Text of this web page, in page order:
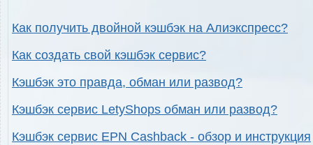
Как получить двойной кэшбэк на Алиэкспресс?
Как создать свой кэшбэк сервис?
Кэшбэк это правда, обман или развод?
Кэшбэк сервис LetyShops обман или развод?
Кэшбэк сервис EPN Cashback - обзор и инструкция